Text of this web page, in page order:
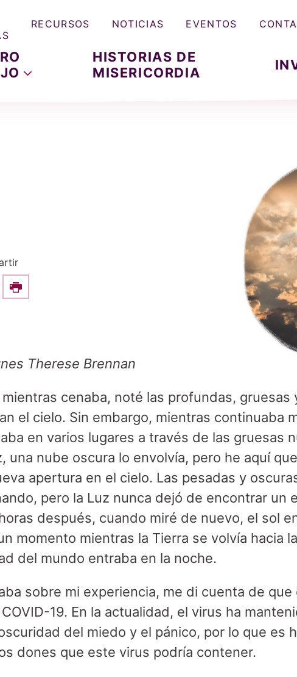
HISTORIAS DE
MISERICORDIA
RECURSOS NOTICIAS EVENTOS
this on Facebook
Print
Therese Brennan
cenaba, noté las profundas, gruesas
el cielo. Sin embargo, mientras continuaba
en varios lugares a través de las gruesas
una nube oscura lo envolvía, pero he aquí
apertura en el cielo. Las pesadas y
pero la Luz nunca dejó de encontrar un
después, cuando miré de nuevo, el sol
momento mientras la Tierra se volvía hacia
del mundo entraba en la noche.
sobre mi experiencia, me di cuenta de que
19. En la actualidad, el virus ha
del miedo y el pánico, por lo que es
dones que este virus podría contener.